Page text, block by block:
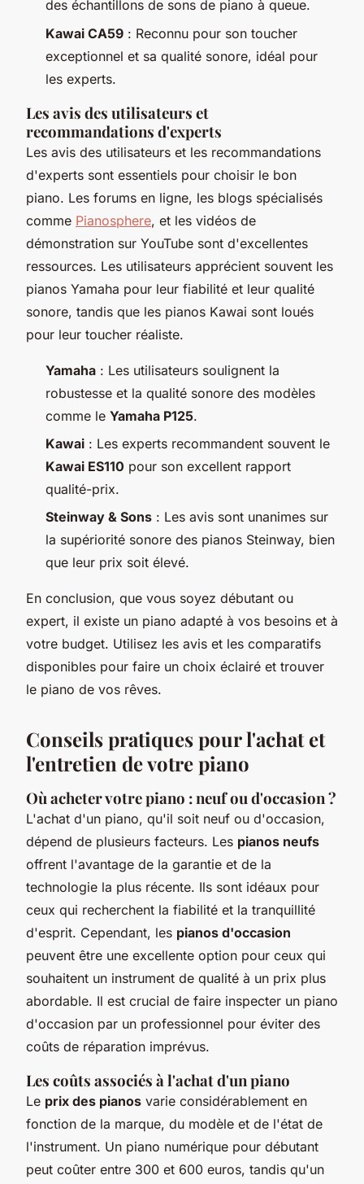
des échantillons de sons de piano à queue.
Kawai CA59 : Reconnu pour son toucher
exceptionnel et sa qualité sonore, idéal pour
les experts.
Les avis des utilisateurs et
recommandations d'experts
Les avis des utilisateurs et les recommandations
d'experts sont essentiels pour choisir le bon
piano. Les forums en ligne, les blogs spécialisés
comme Pianosphere, et les vidéos de
démonstration sur YouTube sont d'excellentes
ressources. Les utilisateurs apprécient souvent les
pianos Yamaha pour leur fiabilité et leur qualité
sonore, tandis que les pianos Kawai sont loués
pour leur toucher réaliste.
Yamaha : Les utilisateurs soulignent la
robustesse et la qualité sonore des modèles
comme le Yamaha P125.
Kawai : Les experts recommandent souvent le
Kawai ES110 pour son excellent rapport
qualité-prix.
Steinway & Sons : Les avis sont unanimes sur
la supériorité sonore des pianos Steinway, bien
que leur prix soit élevé.
En conclusion, que vous soyez débutant ou
expert, il existe un piano adapté à vos besoins et à
votre budget. Utilisez les avis et les comparatifs
disponibles pour faire un choix éclairé et trouver
le piano de vos rêves.
Conseils pratiques pour l'achat et
l'entretien de votre piano
Où acheter votre piano : neuf ou d'occasion ?
L'achat d'un piano, qu'il soit neuf ou d'occasion,
dépend de plusieurs facteurs. Les pianos neufs
offrent l'avantage de la garantie et de la
technologie la plus récente. Ils sont idéaux pour
ceux qui recherchent la fiabilité et la tranquillité
d'esprit. Cependant, les pianos d'occasion
peuvent être une excellente option pour ceux qui
souhaitent un instrument de qualité à un prix plus
abordable. Il est crucial de faire inspecter un piano
d'occasion par un professionnel pour éviter des
coûts de réparation imprévus.
Les coûts associés à l'achat d'un piano
Le prix des pianos varie considérablement en
fonction de la marque, du modèle et de l'état de
l'instrument. Un piano numérique pour débutant
peut coûter entre 300 et 600 euros, tandis qu'un